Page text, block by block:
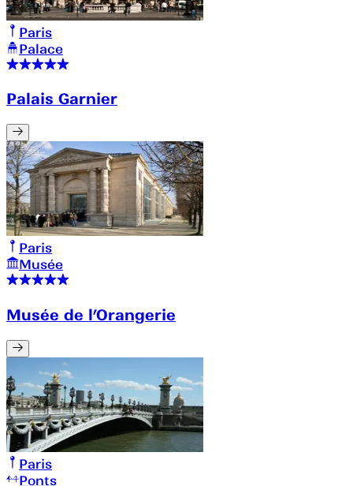
Paris
Palace
Palais Garnier
Paris
Musée
Musée de l’Orangerie
Paris
Ponts